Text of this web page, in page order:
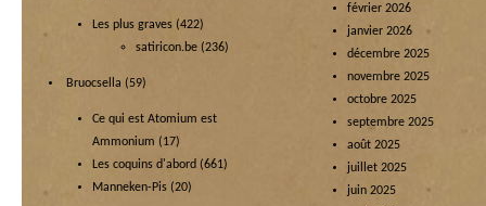
Les plus graves (422)
satiricon.be (236)
Bruocsella (59)
Ce qui est Atomium est
Ammonium (17)
Les coquins d'abord (661)
Manneken-Pis (20)
février 2026
janvier 2026
décembre 2025
novembre 2025
octobre 2025
septembre 2025
août 2025
juillet 2025
juin 2025